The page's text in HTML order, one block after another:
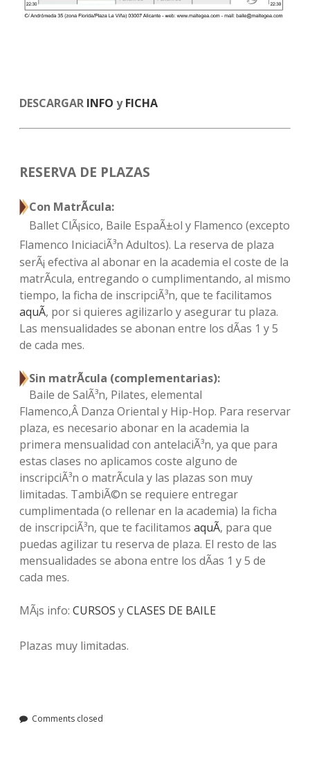
DESCARGAR INFO yFICHA
RESERVA DE PLAZAS
Con MatrÃ­cula:
Ballet ClÃ¡sico, Baile EspaÃ±ol y Flamenco (excepto
Flamenco IniciaciÃ³n Adultos). La reserva de plaza
serÃ¡ efectiva al abonar en la academia el coste de la
matrÃ­cula, entregando o cumplimentando, al mismo
tiempo, la ficha de inscripciÃ³n, que te facilitamos
aquÃ­, por si quieres agilizarlo y asegurar tu plaza.
Las mensualidades se abonan entre los dÃ­as 1 y 5
de cada mes.
Sin matrÃ­cula (complementarias):
Baile de SalÃ³n, Pilates, elemental
Flamenco,Â Danza Oriental y Hip-Hop. Para reservar
plaza, es necesario abonar en la academia la
primera mensualidad con antelaciÃ³n, ya que para
estas clases no aplicamos coste alguno de
inscripciÃ³n o matrÃ­cula y las plazas son muy
limitadas. TambiÃ©n se requiere entregar
cumplimentada (o rellenar en la academia) la ficha
de inscripciÃ³n, que te facilitamos aquÃ­, para que
puedas agilizar tu reserva de plaza. El resto de las
mensualidades se abona entre los dÃ­as 1 y 5 de
cada mes.
MÃ¡s info: CURSOS yCLASES DE BAILE
Plazas muy limitadas.
Comments closed